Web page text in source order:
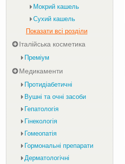
Мокрий кашель
Сухий кашель
Показати всі розділи
Італійська косметика
Преміум
Медикаменти
Протидіабетичні
Вушні та очні засоби
Гепатологія
Гінекологія
Гомеопатія
Гормональні препарати
Дерматологічні